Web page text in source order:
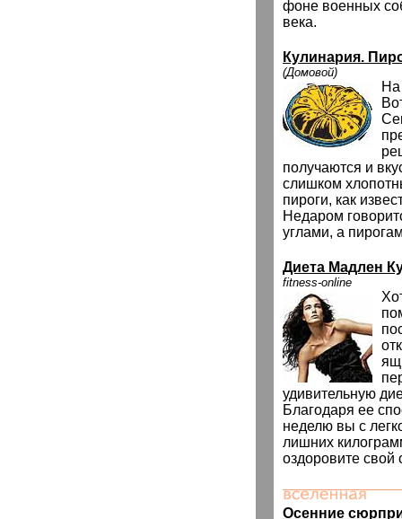
фоне военных
века.
Кулинария.
(Домовой)
На
получаются и
слишком
пироги, как
Недаром
углами, а
Диета Мадлен
fitness-online
удивительную
Благодаря ее
неделю вы с
лишних
оздоровите свой
Осенние